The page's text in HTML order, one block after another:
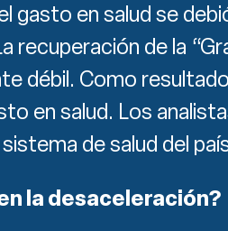
gasto en salud se
recuperación de la
débil. Como
en salud. Los
de salud del
la desaceleración?